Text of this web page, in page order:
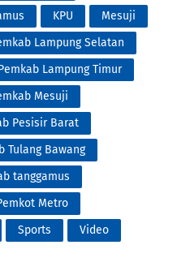
KPU
Mesuji
Lampung Selatan
Lampung Timur
Mesuji
Pesisir Barat
Tulang Bawang
tanggamus
Metro
Sports
Video